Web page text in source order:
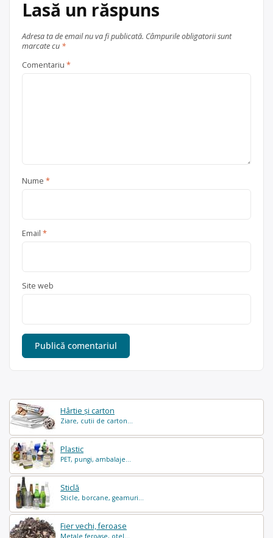
Hârtie și carton
Ziare, cutii de carton...
Plastic
PET, pungi, ambalaje...
Sticlă
Sticle, borcane, geamuri...
Fier vechi, feroase
Metale feroase, otel...
Lasă un răspuns
Adresa ta de email nu va fi publicată. Câmpurile obligatorii sunt
marcate cu *
Comentariu *
Nume *
Email *
Site web